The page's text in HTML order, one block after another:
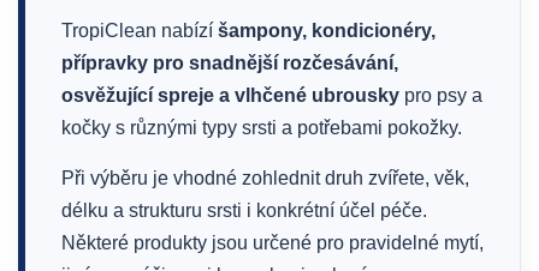
TropiClean nabízí šampony, kondicionéry,
přípravky pro snadnější rozčesávání,
osvěžující spreje a vlhčené ubrousky pro psy a
kočky s různými typy srsti a potřebami pokožky.
Při výběru je vhodné zohlednit druh zvířete, věk,
délku a strukturu srsti i konkrétní účel péče.
Některé produkty jsou určené pro pravidelné mytí,